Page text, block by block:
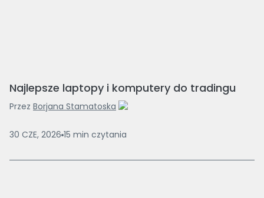
Najlepsze laptopy i komputery do tradingu
Przez Borjana Stamatoska
30 CZE, 2026 15 min czytania